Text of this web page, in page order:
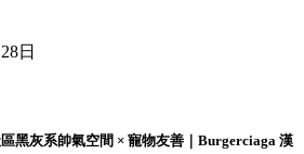
日
黑灰系帥氣空間 × 寵物友善｜Burgerciaga 漢